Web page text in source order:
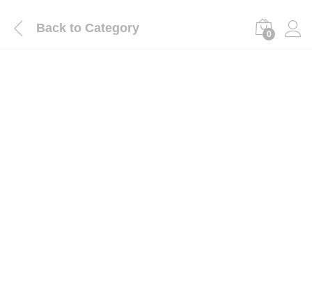
Back to Category 0